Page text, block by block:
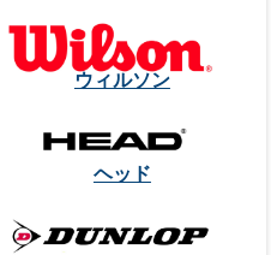
ウィルソン
ヘッド